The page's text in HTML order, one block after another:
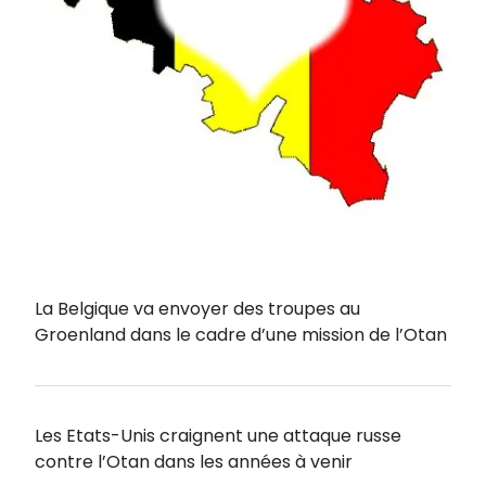
La Belgique va envoyer des troupes au
Groenland dans le cadre d’une mission de l’Otan
Les Etats-Unis craignent une attaque russe
contre l’Otan dans les années à venir